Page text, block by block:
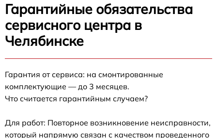
Гарантийные обязательства
сервисного центра в
Челябинске
Гарантия от сервиса: на смонтированные
комплектующие — до 3 месяцев.
Что считается гарантийным случаем?
Для работ: Повторное возникновение неисправности,
который напрямую связан с качеством проведенного